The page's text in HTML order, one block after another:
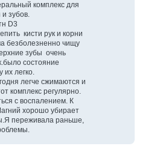
комплекс для
и зубов.
D3
кисти рук и корни
безболезненно чищу
зубы очень
состояние
легко.
легче сжимаются и
комплекс регулярно.
с воспалением. К
хорошо убирает
переживала раньше,